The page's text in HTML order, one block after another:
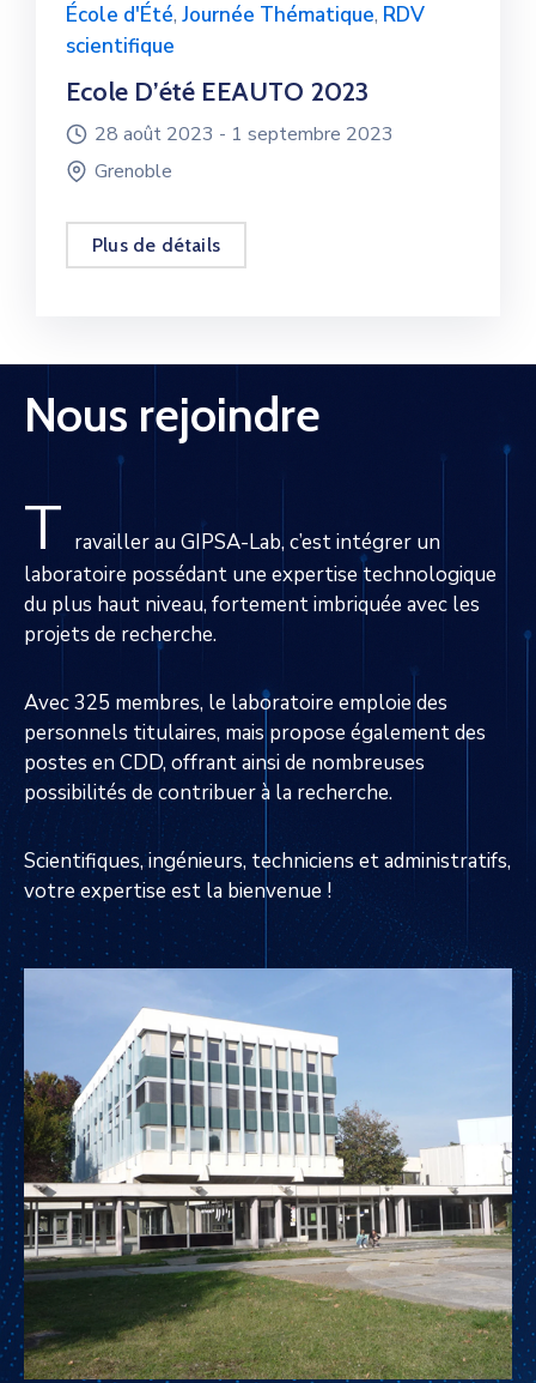
École d'Été, Journée Thématique, RDV
scientifique
Ecole D’été EEAUTO 2023
28 août 2023 - 1 septembre 2023
Grenoble
Plus de détails
Nous rejoindre
T ravailler au GIPSA-Lab, c’est intégrer un
laboratoire possédant une expertise technologique
du plus haut niveau, fortement imbriquée avec les
projets de recherche.
Avec 325 membres, le laboratoire emploie des
personnels titulaires, mais propose également des
postes en CDD, offrant ainsi de nombreuses
possibilités de contribuer à la recherche.
Scientifiques, ingénieurs, techniciens et administratifs,
votre expertise est la bienvenue !